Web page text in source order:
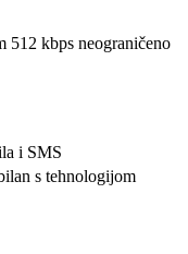
512 kbps neograničeno
i SMS
s tehnologijom